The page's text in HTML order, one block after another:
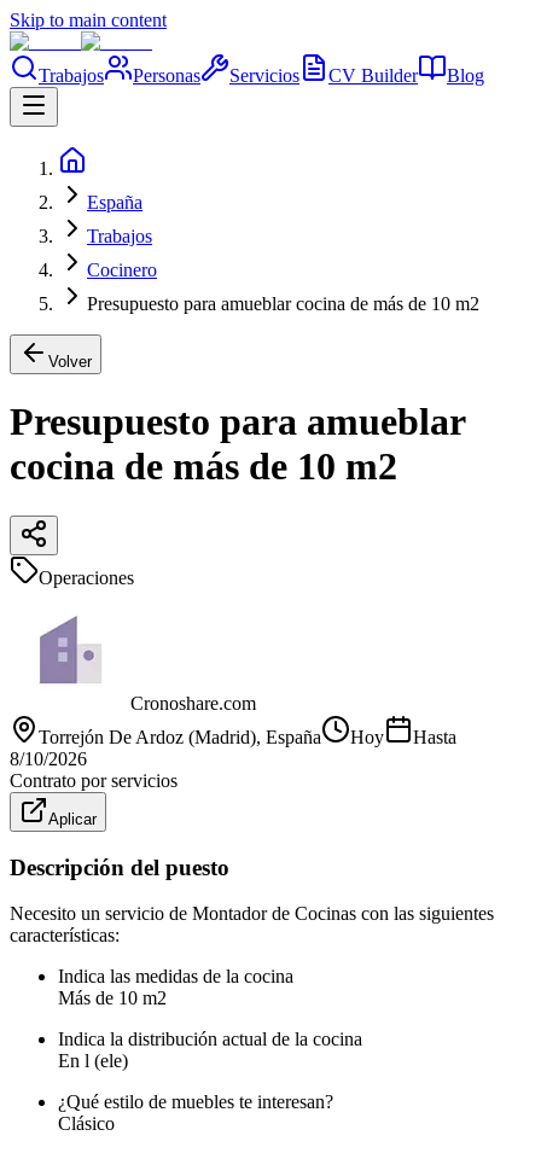
Skip to main content
Trabajos Personas Servicios CV Builder Blog
España
Trabajos
Cocinero
Presupuesto para amueblar cocina de más de 10 m2
Volver
Presupuesto para amueblar
cocina de más de 10 m2
Operaciones
Cronoshare.com
Torrejón De Ardoz (Madrid), España Hoy
Hasta
8/10/2026
Contrato por servicios
Aplicar
Descripción del puesto
Necesito un servicio de Montador de Cocinas con las siguientes
características:
Indica las medidas de la cocina
Más de 10 m2
Indica la distribución actual de la cocina
En l (ele)
¿Qué estilo de muebles te interesan?
Clásico